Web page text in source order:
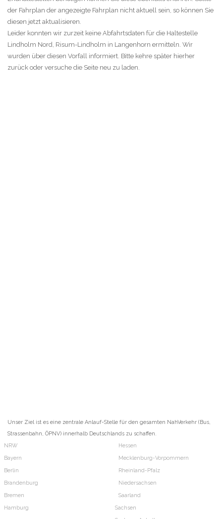
der Fahrplan der angezeigte Fahrplan nicht aktuell sein, so können Sie
diesen jetzt aktualisieren.
Leider konnten wir zurzeit keine Abfahrtsdaten für die Haltestelle
Lindholm Nord, Risum-Lindholm in Langenhorn ermitteln. Wir
wurden über diesen Vorfall informiert. Bitte kehre später hierher
zurück oder versuche die Seite neu zu laden.
Unser Ziel ist es eine zentrale Anlauf-Stelle für den gesamten NahVerkehr (Bus,
Strassenbahn, ÖPNV) innerhalb Deutschlands zu schaffen.
NRW
Bayern
Berlin
Brandenburg
Bremen
Hamburg
Hessen
Mecklenburg-Vorpommern
Rheinland-Pfalz
Niedersachsen
Saarland
Sachsen